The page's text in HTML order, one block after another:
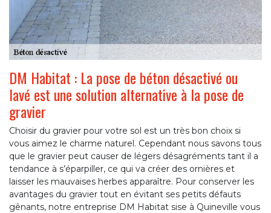
DM Habitat : La pose de béton désactivé ou
lavé est une solution alternative à la pose de
gravier
Choisir du gravier pour votre sol est un très bon choix si
vous aimez le charme naturel. Cependant nous savons tous
que le gravier peut causer de légers désagréments tant il a
tendance à s’éparpiller, ce qui va créer des ornières et
laisser les mauvaises herbes apparaître. Pour conserver les
avantages du gravier tout en évitant ses petits défauts
gênants, notre entreprise DM Habitat sise à Quineville vous